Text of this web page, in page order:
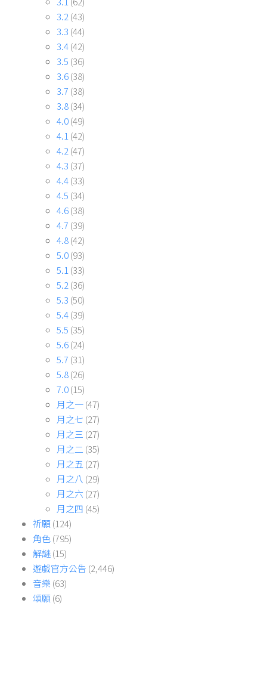
3.2(43)
3.3 (44)
3.4(42)
3.5 (36)
3.6(38)
3.7 (38)
3.8(34)
4.0(49)
4.1(42)
4.2(47)
4.3 (37)
4.4(33)
4.5 (34)
4.6(38)
4.7 (39)
4.8(42)
5.0(93)
5.1(33)
5.2(36)
5.3 (50)
5.4(39)
5.5 (35)
5.6(24)
5.7 (31)
5.8(26)
7.0(15)
月之一(47)
月之七 (27)
月之三 (27)
月之二(35)
月之五 (27)
月之八 (29)
月之六 (27)
月之四 (45)
祈願(124)
角色(795)
解謎(15)
遊戲官方公告 (2,446)
音樂 (63)
頌願(6)